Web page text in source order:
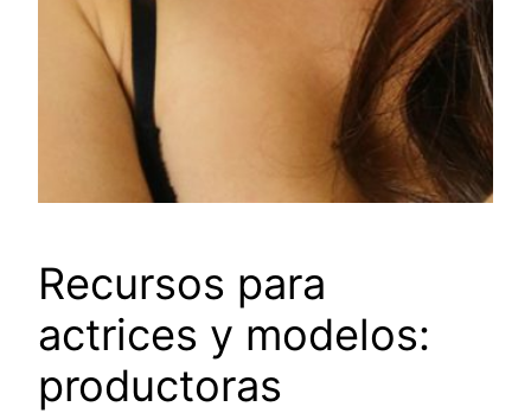
Recursos para
actrices y modelos:
productoras